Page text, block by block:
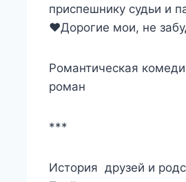
приспешнику судьи и
‍❤️‍Дорогие мои, не
Романтическая
роман
***
История друзей и